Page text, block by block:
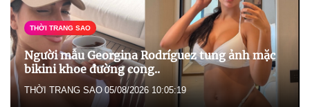
THỜI TRANG SAO
Người mẫu Georgina Rodríguez tung ảnh mặc
bikini khoe đường cong..
THỜI TRANG SAO 05/08/2026 10:05:19